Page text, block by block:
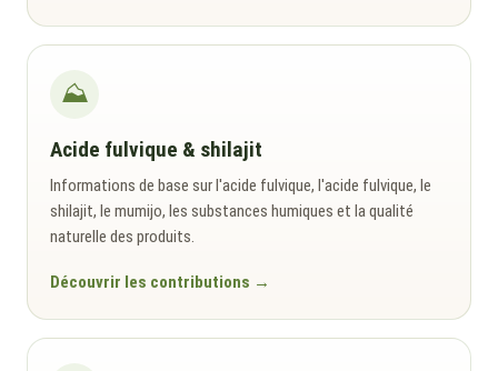
⛰️
Acide fulvique & shilajit
Informations de base sur l'acide fulvique, l'acide fulvique, le
shilajit, le mumijo, les substances humiques et la qualité
naturelle des produits.
Découvrir les contributions